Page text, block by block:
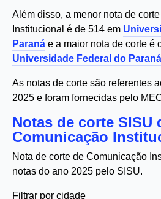
Além disso, a menor nota de
Institucional é de 514 em
Paraná e a maior nota de corte é
Universidade Federal do Paraná
As notas de corte são referentes
2025 e foram fornecidas pelo
Notas de corte SISU
Comunicação
Nota de corte de Comunicação
notas do ano 2025 pelo SISU.
Filtrar por cidade